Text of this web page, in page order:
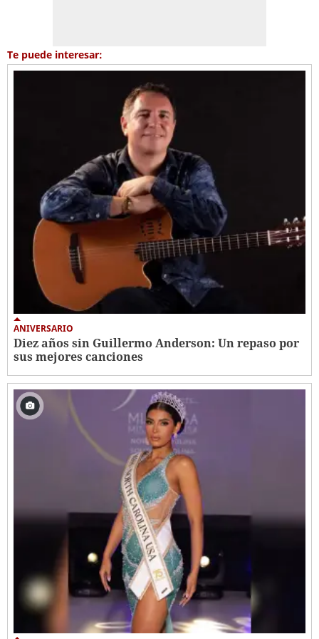
Te puede interesar:
ANIVERSARIO
Diez años sin Guillermo Anderson: Un repaso por
sus mejores canciones